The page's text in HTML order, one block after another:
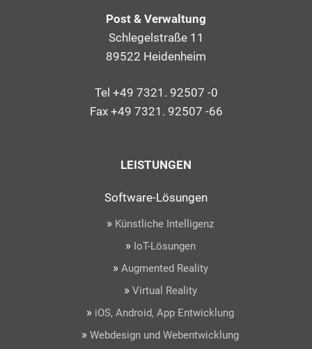
Post & Verwaltung
Schlegelstraße 11
89522 Heidenheim
Tel +49 7321. 92507 -0
Fax +49 7321. 92507 -66
LEISTUNGEN
Software-Lösungen
» Künstliche Intelligenz
» IoT-Lösungen
» Augmented Reality
» Virtual Reality
» iOS, Android, App Entwicklung
» Webdesign und Webentwicklung